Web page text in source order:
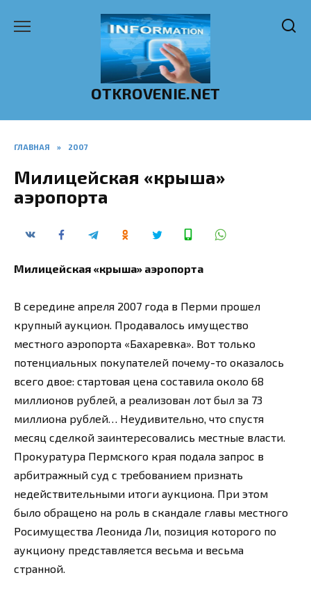
OTKROVENIE.NET
ГЛАВНАЯ » 2007
Милицейская «крыша»
аэропорта
Милицейская «крыша» аэропорта
В середине апреля 2007 года в Перми прошел
крупный аукцион. Продавалось имущество
местного аэропорта «Бахаревка». Вот только
потенциальных покупателей почему-то оказалось
всего двое: стартовая цена составила около 68
миллионов рублей, а реализован лот был за 73
миллиона рублей… Неудивительно, что спустя
месяц сделкой заинтересовались местные власти.
Прокуратура Пермского края подала запрос в
арбитражный суд с требованием признать
недействительными итоги аукциона. При этом
было обращено на роль в скандале главы местного
Росимущества Леонида Ли, позиция которого по
аукциону представляется весьма и весьма
странной.